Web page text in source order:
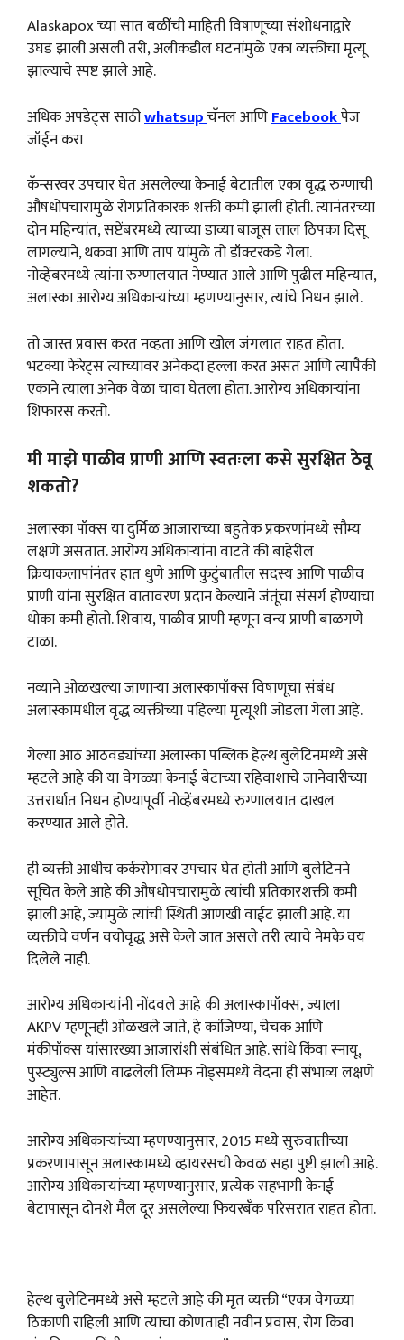
Alaskapox च्या सात बळींची माहिती विषाणूच्या संशोधनाद्वारे
उघड झाली असली तरी, अलीकडील घटनांमुळे एका व्यक्तीचा मृत्यू
झाल्याचे स्पष्ट झाले आहे.
अधिक अपडेट्स साठीwhatsupचॅनल आणिFacebookपेज
जॉईन करा
कॅन्सरवर उपचार घेत असलेल्या केनाई बेटातील एका वृद्ध रुग्णाची
औषधोपचारामुळे रोगप्रतिकारक शक्ती कमी झाली होती. त्यानंतरच्या
दोन महिन्यांत, सप्टेंबरमध्ये त्याच्या डाव्या बाजूस लाल ठिपका दिसू
लागल्याने, थकवा आणि ताप यांमुळे तो डॉक्टरकडे गेला.
नोव्हेंबरमध्ये त्यांना रुग्णालयात नेण्यात आले आणि पुढील महिन्यात,
अलास्का आरोग्य अधिकाऱ्यांच्या म्हणण्यानुसार, त्यांचे निधन झाले.
तो जास्त प्रवास करत नव्हता आणि खोल जंगलात राहत होता.
भटक्या फेरेट्स त्याच्यावर अनेकदा हल्ला करत असत आणि त्यापैकी
एकाने त्याला अनेक वेळा चावा घेतला होता. आरोग्य अधिकाऱ्यांना
शिफारस करतो.
मी माझे पाळीव प्राणी आणि स्वतःला कसे सुरक्षित ठेवू
शकतो?
अलास्का पॉक्स या दुर्मिळ आजाराच्या बहुतेक प्रकरणांमध्ये सौम्य
लक्षणे असतात. आरोग्य अधिकाऱ्यांना वाटते की बाहेरील
क्रियाकलापांनंतर हात धुणे आणि कुटुंबातील सदस्य आणि पाळीव
प्राणी यांना सुरक्षित वातावरण प्रदान केल्याने जंतूंचा संसर्ग होण्याचा
धोका कमी होतो. शिवाय, पाळीव प्राणी म्हणून वन्य प्राणी बाळगणे
टाळा.
नव्याने ओळखल्या जाणाऱ्या अलास्कापॉक्स विषाणूचा संबंध
अलास्कामधील वृद्ध व्यक्तीच्या पहिल्या मृत्यूशी जोडला गेला आहे.
गेल्या आठ आठवड्यांच्या अलास्का पब्लिक हेल्थ बुलेटिनमध्ये असे
म्हटले आहे की या वेगळ्या केनाई बेटाच्या रहिवाशाचे जानेवारीच्या
उत्तरार्धात निधन होण्यापूर्वी नोव्हेंबरमध्ये रुग्णालयात दाखल
करण्यात आले होते.
ही व्यक्ती आधीच कर्करोगावर उपचार घेत होती आणि बुलेटिनने
सूचित केले आहे की औषधोपचारामुळे त्यांची प्रतिकारशक्ती कमी
झाली आहे, ज्यामुळे त्यांची स्थिती आणखी वाईट झाली आहे. या
व्यक्तीचे वर्णन वयोवृद्ध असे केले जात असले तरी त्याचे नेमके वय
दिलेले नाही.
आरोग्य अधिकाऱ्यांनी नोंदवले आहे की अलास्कापॉक्स, ज्याला
AKPV म्हणूनही ओळखले जाते, हे कांजिण्या, चेचक आणि
मंकीपॉक्स यांसारख्या आजारांशी संबंधित आहे. सांधे किंवा स्नायू,
पुस्ट्युल्स आणि वाढलेली लिम्फ नोड्समध्ये वेदना ही संभाव्य लक्षणे
आहेत.
आरोग्य अधिकाऱ्यांच्या म्हणण्यानुसार, 2015 मध्ये सुरुवातीच्या
प्रकरणापासून अलास्कामध्ये व्हायरसची केवळ सहा पुष्टी झाली आहे.
आरोग्य अधिकाऱ्यांच्या म्हणण्यानुसार, प्रत्येक सहभागी केनई
बेटापासून दोनशे मैल दूर असलेल्या फियरबँक परिसरात राहत होता.
हेल्थ बुलेटिनमध्ये असे म्हटले आहे की मृत व्यक्ती “एका वेगळ्या
ठिकाणी राहिली आणि त्याचा कोणताही नवीन प्रवास, रोग किंवा